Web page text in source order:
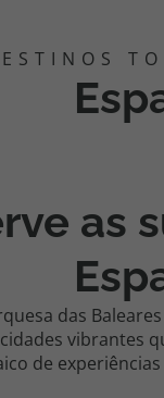
Portugal
para a rede fixa
Estrangeiro
para a rede fixa
as
das
vibrantes
de